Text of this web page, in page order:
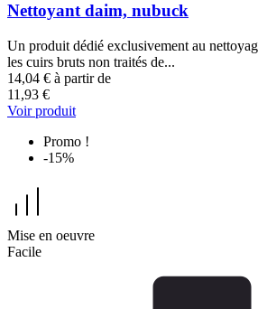
Nettoyant daim, nubuck
Un produit dédié exclusivement au
les cuirs bruts non traités de...
14,04 € à partir de
11,93 €
Voir produit
Promo !
-15%
Mise en oeuvre
Facile